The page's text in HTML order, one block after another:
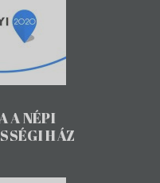
A NÉPI
HÁZ